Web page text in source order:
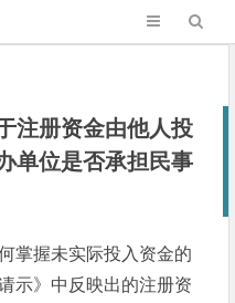
注册资金由他人投
单位是否承担民事
掌握未实际投入资金的
示》中反映出的注册资